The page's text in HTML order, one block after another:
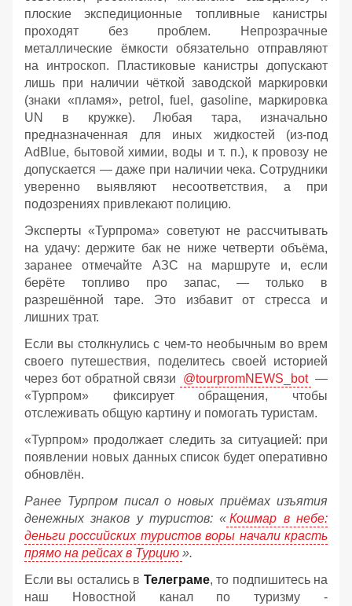
плоские экспедиционные топливные канистры
проходят без проблем. Непрозрачные
металлические ёмкости обязательно отправляют
на интроскоп. Пластиковые канистры допускают
лишь при наличии чёткой заводской маркировки
(знаки «пламя», petrol, fuel, gasoline, маркировка
UN в кружке). Любая тара, изначально
предназначенная для иных жидкостей (из‑под
AdBlue, бытовой химии, воды и т. п.), к провозу не
допускается — даже при наличии чека. Сотрудники
уверенно выявляют несоответствия, а при
подозрениях привлекают полицию.
Эксперты «Турпрома» советуют не рассчитывать
на удачу: держите бак не ниже четверти объёма,
заранее отмечайте АЗС на маршруте и, если
берёте топливо про запас, — только в
разрешённой таре. Это избавит от стресса и
лишних трат.
Если вы столкнулись с чем-то необычным во врем
своего путешествия, поделитесь своей историей
через бот обратной связи
@tourpromNEWS_bot —
«Турпром» фиксирует обращения, чтобы
отслеживать общую картину и помогать туристам.
«Турпром» продолжает следить за ситуацией: при
появлении новых данных список будет оперативно
обновлён.
Ранее Турпром писал о новых приёмах изъятия
денежных знаков у туристов: « Кошмар в небе:
деньги российских туристов воры начали красть
прямо на рейсах в Турцию ».
Если вы остались в Телеграме, то подпишитесь на
наш Новостной канал по туризму -